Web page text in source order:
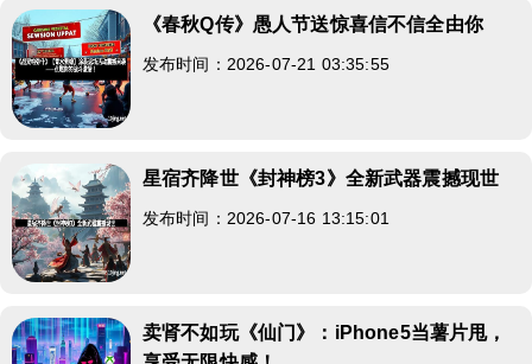
《春秋Q传》愚人节送惊喜信不信全由你
发布时间：2026-07-21 03:35:55
星宿齐降世《封神榜3》全新武器震撼现世
发布时间：2026-07-16 13:15:01
卖肾不如玩《仙门》：iPhone5当薯片甩，